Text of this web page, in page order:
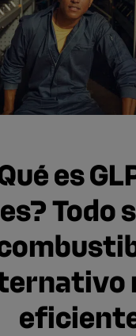
es
Todo